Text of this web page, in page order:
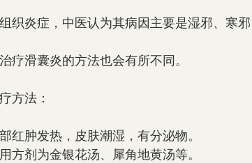
炎症，中医认为其病因主要是湿邪、寒
滑囊炎的方法也会有所不同。
方法：
红肿发热，皮肤潮湿，有分泌物。
方剂为金银花汤、犀角地黄汤等。